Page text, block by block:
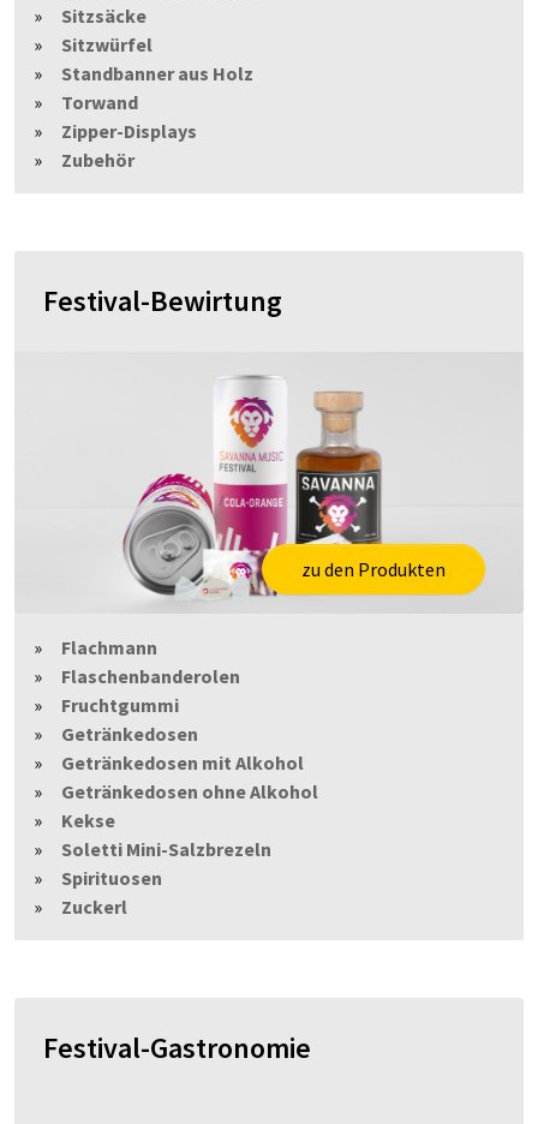
Sitzsäcke
Sitzwürfel
Standbanner aus Holz
Torwand
Zipper-Displays
Zubehör
Festival-Bewirtung
zu den Produkten
Flachmann
Flaschenbanderolen
Fruchtgummi
Getränkedosen
Getränkedosen mit Alkohol
Getränkedosen ohne Alkohol
Kekse
Soletti Mini-Salzbrezeln
Spirituosen
Zuckerl
Festival-Gastronomie